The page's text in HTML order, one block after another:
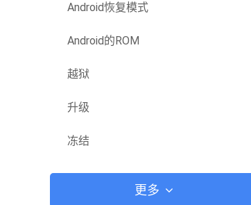
Android恢复模式
Android的ROM
越狱
升级
冻结
更多